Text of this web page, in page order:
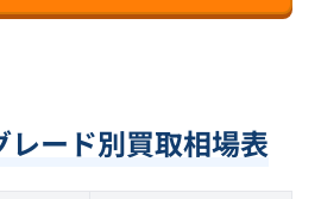
レード別買取相場表